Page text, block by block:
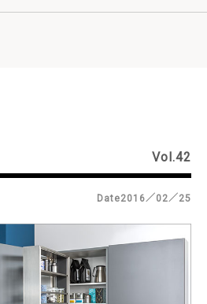
Vol.42
Date2016／02／25